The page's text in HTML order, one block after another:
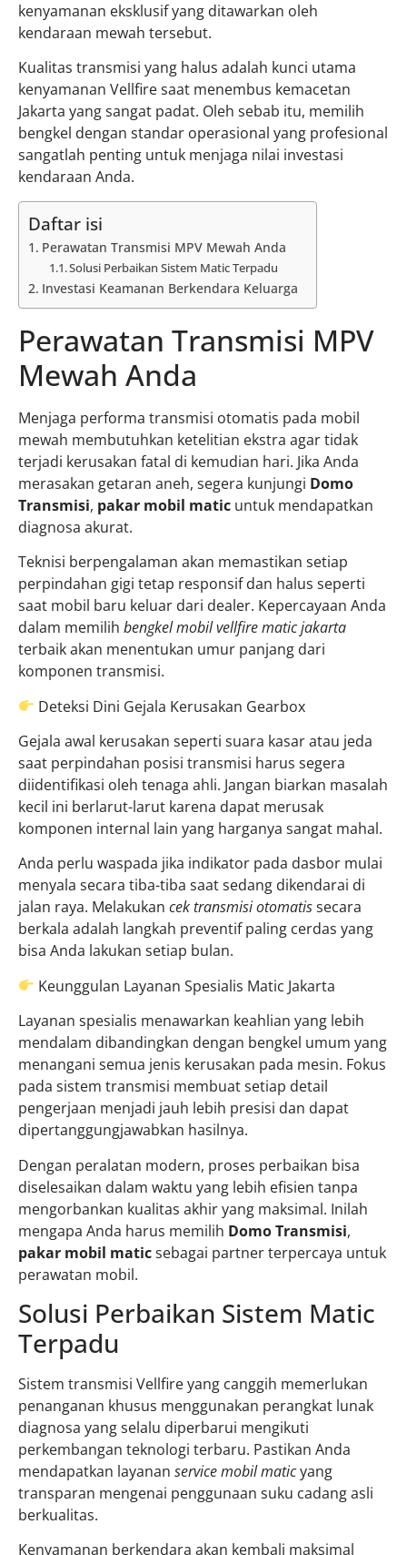
kenyamanan eksklusif yang ditawarkan oleh
kendaraan mewah tersebut.
Kualitas transmisi yang halus adalah kunci utama
kenyamanan Vellfire saat menembus kemacetan
Jakarta yang sangat padat. Oleh sebab itu, memilih
bengkel dengan standar operasional yang profesional
sangatlah penting untuk menjaga nilai investasi
kendaraan Anda.
Daftar isi
Perawatan Transmisi MPV Mewah Anda
Solusi Perbaikan Sistem Matic Terpadu
Investasi Keamanan Berkendara Keluarga
Perawatan Transmisi MPV
Mewah Anda
Menjaga performa transmisi otomatis pada mobil
mewah membutuhkan ketelitian ekstra agar tidak
terjadi kerusakan fatal di kemudian hari. Jika Anda
merasakan getaran aneh, segera kunjungi Domo
Transmisi, pakar mobil matic untuk mendapatkan
diagnosa akurat.
Teknisi berpengalaman akan memastikan setiap
perpindahan gigi tetap responsif dan halus seperti
saat mobil baru keluar dari dealer. Kepercayaan Anda
dalam memilih bengkel mobil vellfire matic jakarta
terbaik akan menentukan umur panjang dari
komponen transmisi.
Deteksi Dini Gejala Kerusakan Gearbox
Gejala awal kerusakan seperti suara kasar atau jeda
saat perpindahan posisi transmisi harus segera
diidentifikasi oleh tenaga ahli. Jangan biarkan masalah
kecil ini berlarut-larut karena dapat merusak
komponen internal lain yang harganya sangat mahal.
Anda perlu waspada jika indikator pada dasbor mulai
menyala secara tiba-tiba saat sedang dikendarai di
jalan raya. Melakukan cek transmisi otomatissecara
berkala adalah langkah preventif paling cerdas yang
bisa Anda lakukan setiap bulan.
Keunggulan Layanan Spesialis Matic Jakarta
Layanan spesialis menawarkan keahlian yang lebih
mendalam dibandingkan dengan bengkel umum yang
menangani semua jenis kerusakan pada mesin. Fokus
pada sistem transmisi membuat setiap detail
pengerjaan menjadi jauh lebih presisi dan dapat
dipertanggungjawabkan hasilnya.
Dengan peralatan modern, proses perbaikan bisa
diselesaikan dalam waktu yang lebih efisien tanpa
mengorbankan kualitas akhir yang maksimal. Inilah
mengapa Anda harus memilih Domo Transmisi,
pakar mobil maticsebagai partner terpercaya untuk
perawatan mobil.
Solusi Perbaikan Sistem Matic
Terpadu
Sistem transmisi Vellfire yang canggih memerlukan
penanganan khusus menggunakan perangkat lunak
diagnosa yang selalu diperbarui mengikuti
perkembangan teknologi terbaru. Pastikan Anda
mendapatkan layanan service mobil maticyang
transparan mengenai penggunaan suku cadang asli
berkualitas.
Kenyamanan berkendara akan kembali maksimal